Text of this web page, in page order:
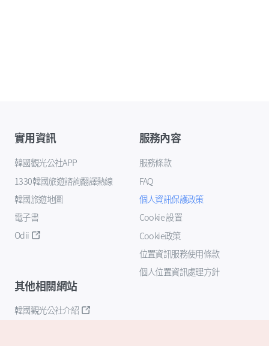
實用資訊
韓國觀光公社APP
1330韓國旅遊諮詢翻譯熱線
韓國旅遊地圖
電子書
Odii
服務內容
服務條款
FAQ
個人資訊保護政策
Cookie 設置
Cookie政策
位置資訊服務使用條款
個人位置資訊處理方針
其他相關網站
韓國觀光公社介紹